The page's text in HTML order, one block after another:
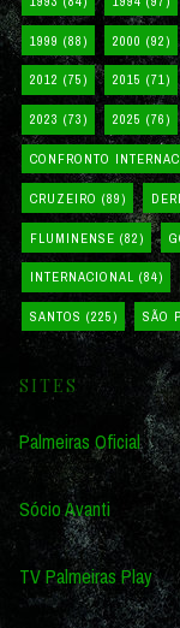
1999 (88) 2000 (92)
2012 (75) 2015 (71)
2023 (73) 2025 (76)
CONFRONTO
CRUZEIRO (89)
FLUMINENSE (82)
INTERNACIONAL (84)
SANTOS (225) SÃO
SITES
Palmeiras Oficial
Sócio Avanti
TV Palmeiras Play